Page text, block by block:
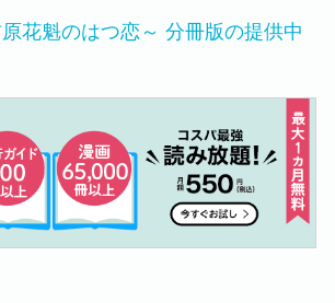
花魁のはつ恋～ 分冊版の提供中